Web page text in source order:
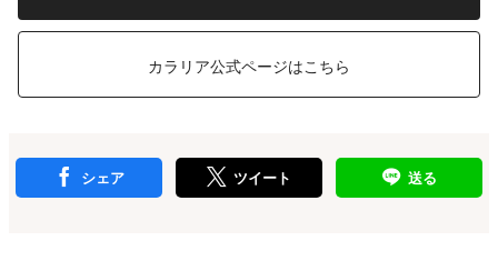
カラリア公式ページはこちら
シェア ツイート 送る